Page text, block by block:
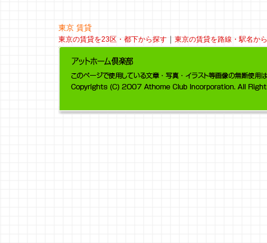
東京 賃貸
東京の賃貸を23区・都下から探す｜ 東京の賃貸を路線・駅名か